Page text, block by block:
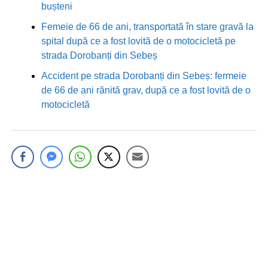
bușteni
Femeie de 66 de ani, transportată în stare gravă la
spital după ce a fost lovită de o motocicletă pe
strada Dorobanți din Sebeș
Accident pe strada Dorobanți din Sebeș: fermeie
de 66 de ani rănită grav, după ce a fost lovită de o
motocicletă